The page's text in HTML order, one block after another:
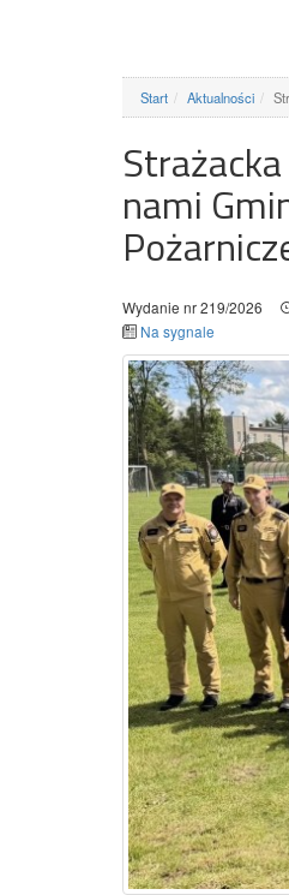
Start Aktualności
nami
Wydanie nr 219/2026
Na sygnale